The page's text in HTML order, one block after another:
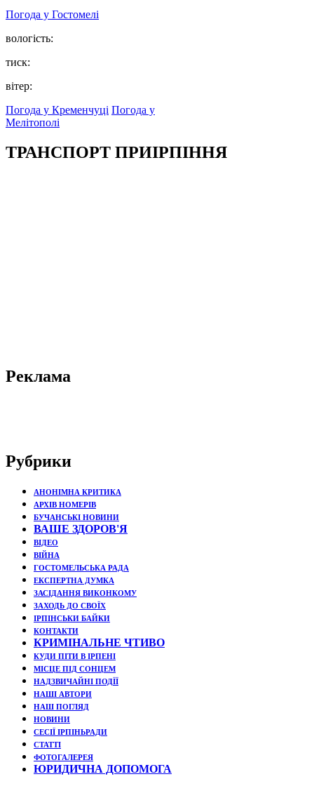
Погода у Гостомелі
вологість:
тиск:
вітер:
Погода у Кременчуці Погода у
Мелітополі
ТРАНСПОРТ ПРИІРПІННЯ
Реклама
Рубрики
АНОНІМНА КРИТИКА
АРХІВ НОМЕРІВ
БУЧАНСЬКІ НОВИНИ
ВАШЕ ЗДОРОВ'Я
ВІДЕО
ВІЙНА
ГОСТОМЕЛЬСЬКА РАДА
ЕКСПЕРТНА ДУМКА
ЗАСІДАННЯ ВИКОНКОМУ
ЗАХОДЬ ДО СВОЇХ
ІРПІНСЬКИ БАЙКИ
КОНТАКТИ
КРИМІНАЛЬНЕ ЧТИВО
КУДИ ПІТИ В ІРПЕНІ
МІСЦЕ ПІД СОНЦЕМ
НАДЗВИЧАЙНІ ПОДЇЇ
НАШІ АВТОРИ
НАШ ПОГЛЯД
НОВИНИ
СЕСІЇ ІРПІНЬРАДИ
СТАТТІ
ФОТОГАЛЕРЕЯ
ЮРИДИЧНА ДОПОМОГА